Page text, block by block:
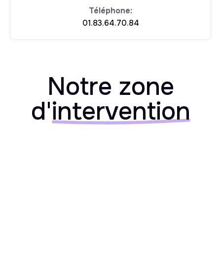
Téléphone:
01.83.64.70.84
Notre zone
d'intervention